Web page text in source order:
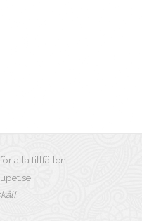
alla tillfällen.